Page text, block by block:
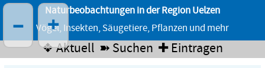
Naturbeobachtungen in der Region Uelzen
Vögel, Insekten, Säugetiere, Pflanzen und mehr
❖ Aktuell ➽ Suchen ✚ Eintragen
– +